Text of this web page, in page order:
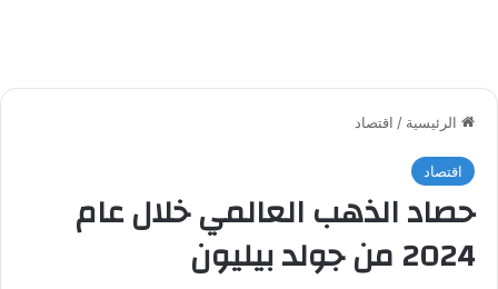
الرئيسية / اقتصاد
اقتصاد
حصاد الذهب العالمي خلال عام
2024 من جولد بيليون